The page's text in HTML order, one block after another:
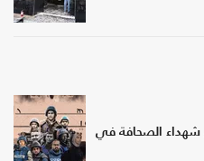
على شهداء الصحافة في